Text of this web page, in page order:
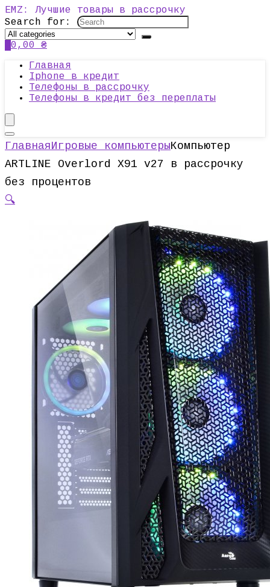
EMZ: Лучшие товары в рассрочку
Search for:
0,00 ₴
Главная
Iphone в кредит
Телефоны в рассрочку
Телефоны в кредит без переплаты
ГлавнаяИгровые компьютерыКомпьютер
ARTLINE Overlord X91 v27 в рассрочку
без процентов
🔍